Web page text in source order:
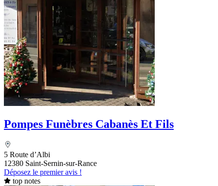
Pompes Funèbres Cabanès Et Fils
5 Route d’Albi
12380 Saint-Sernin-sur-Rance
Déposez le premier avis !
top notes